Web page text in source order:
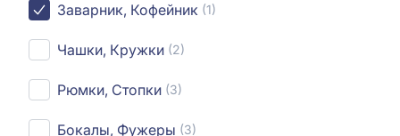
Заварник, Кофейник (1)
Чашки, Кружки (2)
Рюмки, Стопки (3)
Бокалы, Фужеры (3)